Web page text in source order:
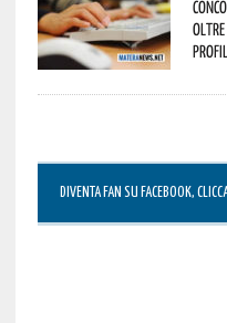
oltre
DIVENTA FAN SU FACEBOOK,